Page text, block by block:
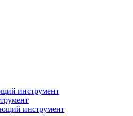
инструмент
инструмент